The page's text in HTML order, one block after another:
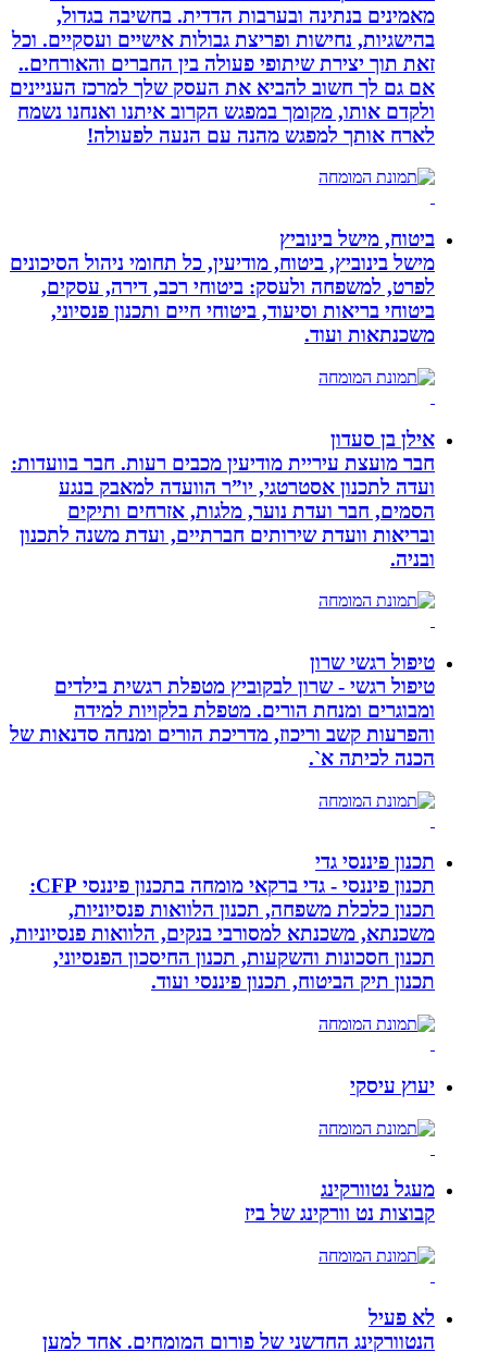
מאמינים בנתינה ובערבות הדדית. בחשיבה בגדול,
בהישגיות, נחישות ופריצת גבולות אישיים ועסקיים. וכל
זאת תוך יצירת שיתופי פעולה בין החברים והאורחים..
אם גם לך חשוב להביא את העסק שלך למרכז העניינים
ולקדם אותו, מקומך במפגש הקרוב איתנו ואנחנו נשמח
לארח אותך למפגש מהנה עם הנעה לפעולה!
ביטוח, מישל בינוביץ
מישל בינוביץ, ביטוח, מודיעין, כל תחומי ניהול הסיכונים
לפרט, למשפחה ולעסק: ביטוחי רכב, דירה, עסקים,
ביטוחי בריאות וסיעוד, ביטוחי חיים ותכנון פנסיוני,
משכנתאות ועוד.
אילן בן סעדון
חבר מועצת עיריית מודיעין מכבים רעות. חבר בוועדות:
ועדה לתכנון אסטרטגי, יו”ר הוועדה למאבק בנגע
הסמים, חבר ועדת נוער, מלגות, אזרחים ותיקים
ובריאות וועדת שירותים חברתיים, ועדת משנה לתכנון
טיפול רגשי שרון
טיפול רגשי - שרון לבקוביץ מטפלת רגשית בילדים
ומבוגרים ומנחת הורים. מטפלת בלקויות למידה
והפרעות קשב וריכוז, מדריכת הורים ומנחה סדנאות של
הכנה לכיתה א`.
תכנון פיננסי גדי
תכנון פיננסי - גדי ברקאי מומחה בתכנון פיננסי CFP:
תכנון כלכלת משפחה, תכנון הלוואות פנסיוניות,
משכנתא, משכנתא למסורבי בנקים, הלוואות פנסיוניות,
תכנון חסכונות והשקעות, תכנון החיסכון הפנסיוני,
תכנון תיק הביטוח, תכנון פיננסי ועוד.
יעוץ עיסקי
מעגל נטוורקינג
קבוצות נט וורקינג של ביז
לא פעיל
הנטוורקינג החדשני של פורום המומחים. אחד למען